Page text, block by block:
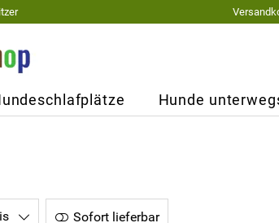
Hunde
Sofort lieferbar